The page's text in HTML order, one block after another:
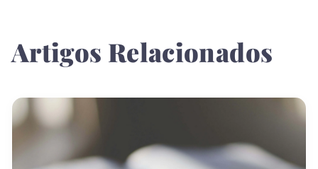
Artigos Relacionados